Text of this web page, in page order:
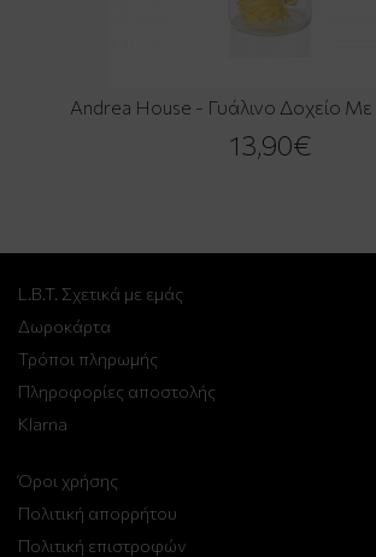
Andrea House - Γυάλινο Δοχείο Με
13,90€
L.B.T. Σχετικά με εμάς
Δωροκάρτα
Τρόποι πληρωμής
Πληροφορίες αποστολής
Klarna
Όροι χρήσης
Πολιτική απορρήτου
Πολιτική επιστροφών